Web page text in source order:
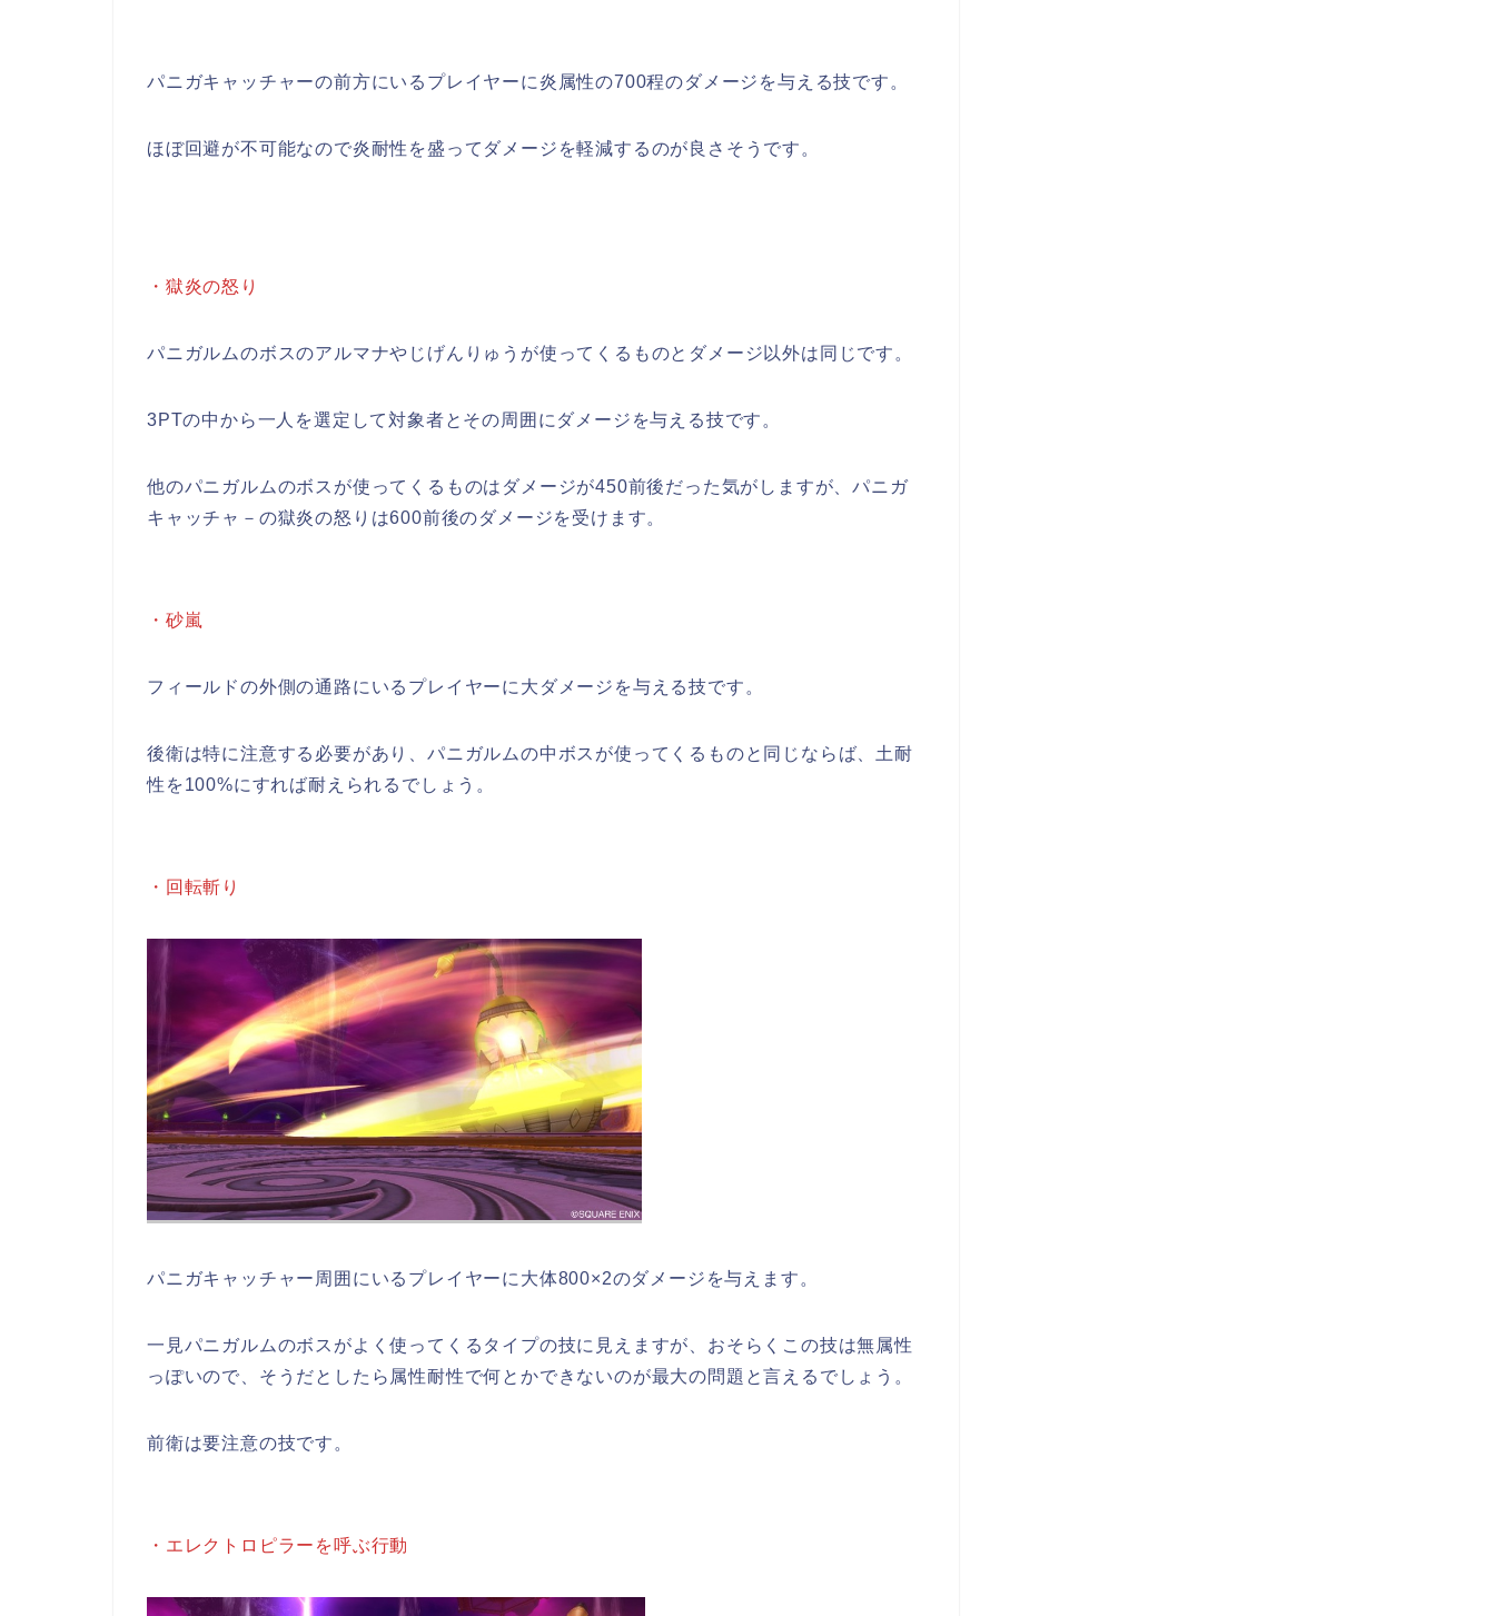
パニガキャッチャーの前方にいるプレイヤーに炎属性の700程のダメージを与える技です。
ほぼ回避が不可能なので炎耐性を盛ってダメージを軽減するのが良さそうです。
・獄炎の怒り
パニガルムのボスのアルマナやじげんりゅうが使ってくるものとダメージ以外は同じです。
3PTの中から一人を選定して対象者とその周囲にダメージを与える技です。
他のパニガルムのボスが使ってくるものはダメージが450前後だった気がしますが、パニガ
キャッチャ－の獄炎の怒りは600前後のダメージを受けます。
・砂嵐
フィールドの外側の通路にいるプレイヤーに大ダメージを与える技です。
後衛は特に注意する必要があり、パニガルムの中ボスが使ってくるものと同じならば、土耐
性を100%にすれば耐えられるでしょう。
・回転斬り
パニガキャッチャー周囲にいるプレイヤーに大体800×2のダメージを与えます。
一見パニガルムのボスがよく使ってくるタイプの技に見えますが、おそらくこの技は無属性
っぽいので、そうだとしたら属性耐性で何とかできないのが最大の問題と言えるでしょう。
前衛は要注意の技です。
・エレクトロピラーを呼ぶ行動